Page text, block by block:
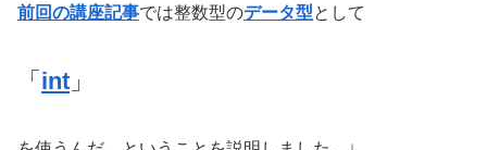
前回の講座記事では整数型のデータ型として
「 int 」